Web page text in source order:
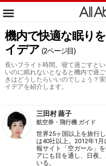
機内で快適な眠り
イデア (2ページ目)
長いフライト時間。寝て過ごすと
いのに眠れないとなると機内で過
きはどうしたらいいのでしょう？
イデアを紹介します。
三田村 蕗子
航空券・飛行機 ガイド
世界25ヶ国以上を旅行
は40社以上。2012年1
報サイト「空ガール」
アにも目を通し、日夜
いる。